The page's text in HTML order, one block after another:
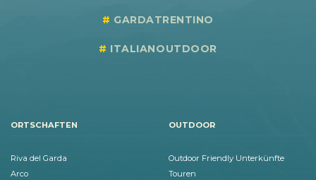
GARDATRENTINO
ITALIANOUTDOOR
ORTSCHAFTEN
Riva del Garda
Arco
OUTDOOR
Outdoor Friendly Unterkünfte
Touren